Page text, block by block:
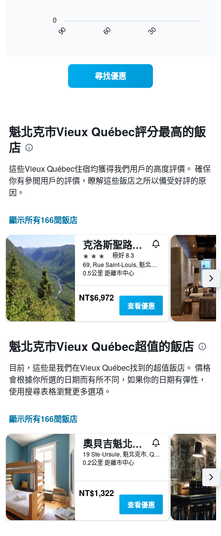
表
具
有
條
Y
軸，
顯
去
三
天
內
找
到
的
今
晚
房
間
價
格。
1
條
X
顯
示
分
類
的
飯
店
類
別。
此
圖
表
具
有
Y
顯
示
過
去
內
找
到
本
週
末
房
間
平
均
近，
房
價
的
變
化
情
況。
表
1
個
X
軸，
顯
示
距
離
預
訂
期
的
數
此
圖
表
有
條
Y
軸，
顯
示
房
間
的
平
均
90 60 30
0
尋找優惠
魁北克市Vieux Québec評分最高的飯
店
這些Vieux Québec​住宿均獲得我們用戶的高度評價。 確保
你有參閲用戶的評價，瞭解這些飯店之所以備受好評的原
因。
顯示所有166間飯店
克洛斯聖路易斯酒店 - 魁北克
3星級
極好 8.3
69, Rue Saint-Louis, 魁北克市, QC, 加拿大
0.5公里 距離市中心
NT$6,972
查看優惠
魁北克市Vieux Québec超值的飯店
目前，這些是我們在Vieux Québec找到的超值飯店。 價格
會根據你所選的日期而有所不同，如果你的日期有彈性，
使用搜尋表格瀏覽更多選項。
顯示所有166間飯店
奧貝吉魁北克國際酒店 - 魁北克
19 Ste-Ursule, 魁北克市, QC, 加拿大
0.2公里 距離市中心
NT$1,322
查看優惠